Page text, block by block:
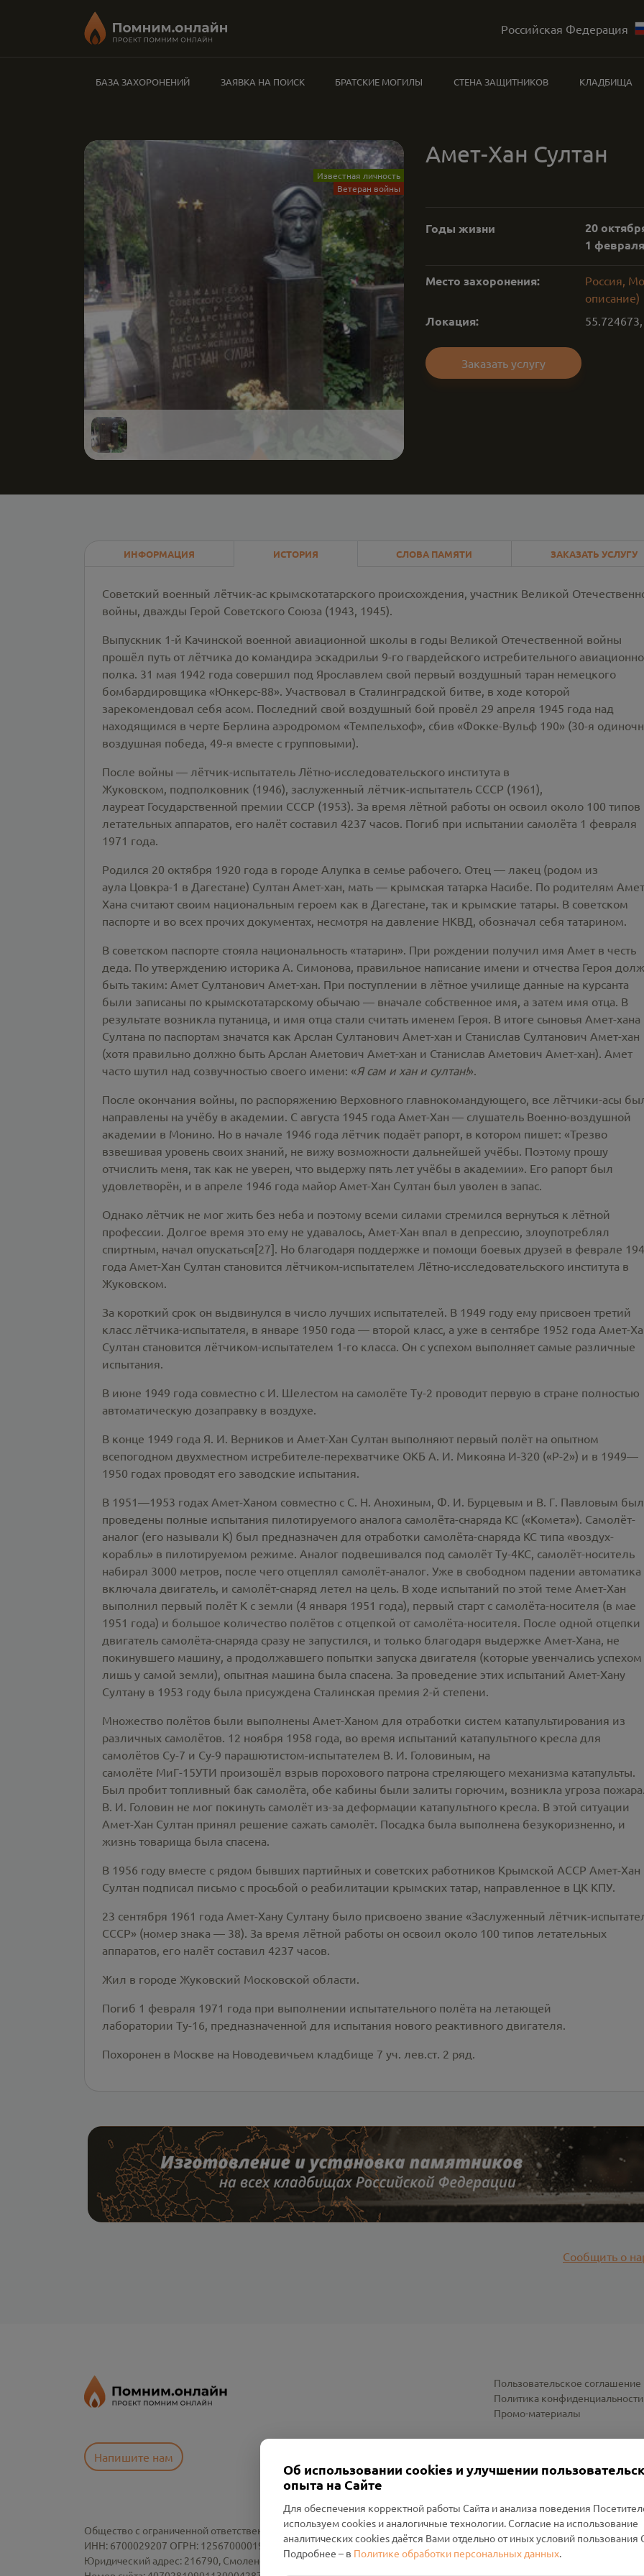
Российская Федерация
БАЗА ЗАХОРОНЕНИЙ ЗАЯВКА НА ПОИСК БРАТСКИЕ МОГИЛЫ СТЕНА ЗАЩИТНИКОВ КЛАДБИЩА
Известная личность
Ветеран войны
Амет-Хан Султан
Годы жизни
20
1
Место захоронения:
Россия,
описание)
Локация: 55.724673
Заказать услугу
ИНФОРМАЦИЯ ИСТОРИЯ СЛОВА ПАМЯТИ ЗАКАЗАТЬ УСЛУГУ
Советский военный лётчик-ас крымскотатарского происхождения, участник Великой
войны, дважды Герой Советского Союза (1943, 1945).
Выпускник 1-й Качинской военной авиационной школы в годы Великой Отечественной войны
прошёл путь от лётчика до командира эскадрильи 9-го гвардейского истребительного
полка. 31 мая 1942 года совершил под Ярославлем свой первый воздушный таран немецкого
бомбардировщика «Юнкерс-88». Участвовал в Сталинградской битве, в ходе которой
зарекомендовал себя асом. Последний свой воздушный бой провёл 29 апреля 1945 года над
находящимся в черте Берлина аэродромом «Темпельхоф», сбив «Фокке-Вульф 190» (30-я
воздушная победа, 49-я вместе с групповыми).
После войны — лётчик-испытатель Лётно-исследовательского института в
Жуковском, подполковник (1946), заслуженный лётчик-испытатель СССР (1961),
лауреат Государственной премии СССР (1953). За время лётной работы он освоил около 100 типов
летательных аппаратов, его налёт составил 4237 часов. Погиб при испытании самолёта 1 февраля
1971 года.
Родился 20 октября 1920 года в городе Алупка в семье рабочего. Отец — лакец (родом из
аула Цовкра-1 в Дагестане) Султан Амет-хан, мать — крымская татарка Насибе. По родителям
Хана считают своим национальным героем как в Дагестане, так и крымские татары. В советском
паспорте и во всех прочих документах, несмотря на давление НКВД, обозначал себя татарином.
В советском паспорте стояла национальность «татарин». При рождении получил имя Амет в честь
деда. По утверждению историка А. Симонова, правильное написание имени и отчества Героя
быть таким: Амет Султанович Амет-хан. При поступлении в лётное училище данные на курсанта
были записаны по крымскотатарскому обычаю — вначале собственное имя, а затем имя отца. В
результате возникла путаница, и имя отца стали считать именем Героя. В итоге сыновья Амет-хана
Султана по паспортам значатся как Арслан Султанович Амет-хан и Станислав Султанович Амет-хан
(хотя правильно должно быть Арслан Аметович Амет-хан и Станислав Аметович Амет-хан). Амет
часто шутил над созвучностью своего имени: «Я сам и хан и султан!».
После окончания войны, по распоряжению Верховного главнокомандующего, все лётчики-асы
направлены на учёбу в академии. С августа 1945 года Амет-Хан — слушатель Военно-воздушной
академии в Монино. Но в начале 1946 года лётчик подаёт рапорт, в котором пишет: «Трезво
взвешивая уровень своих знаний, не вижу возможности дальнейшей учёбы. Поэтому прошу
отчислить меня, так как не уверен, что выдержу пять лет учёбы в академии». Его рапорт был
удовлетворён, и в апреле 1946 года майор Амет-Хан Султан был уволен в запас.
Однако лётчик не мог жить без неба и поэтому всеми силами стремился вернуться к лётной
профессии. Долгое время это ему не удавалось, Амет-Хан впал в депрессию, злоупотреблял
спиртным, начал опускаться[27]. Но благодаря поддержке и помощи боевых друзей в феврале
года Амет-Хан Султан становится лётчиком-испытателем Лётно-исследовательского института в
Жуковском.
За короткий срок он выдвинулся в число лучших испытателей. В 1949 году ему присвоен третий
класс лётчика-испытателя, в январе 1950 года — второй класс, а уже в сентябре 1952 года Амет-
Султан становится лётчиком-испытателем 1-го класса. Он с успехом выполняет самые различные
испытания.
В июне 1949 года совместно с И. Шелестом на самолёте Ту-2 проводит первую в стране полностью
автоматическую дозаправку в воздухе.
В конце 1949 года Я. И. Верников и Амет-Хан Султан выполняют первый полёт на опытном
всепогодном двухместном истребителе-перехватчике ОКБ А. И. Микояна И-320 («Р-2») и в 1949—
1950 годах проводят его заводские испытания.
В 1951—1953 годах Амет-Ханом совместно с С. Н. Анохиным, Ф. И. Бурцевым и В. Г. Павловым
проведены полные испытания пилотируемого аналога самолёта-снаряда КС («Комета»). Самолёт-
аналог (его называли К) был предназначен для отработки самолёта-снаряда КС типа «воздух-
корабль» в пилотируемом режиме. Аналог подвешивался под самолёт Ту-4КС, самолёт-носитель
набирал 3000 метров, после чего отцеплял самолёт-аналог. Уже в свободном падении автоматика
включала двигатель, и самолёт-снаряд летел на цель. В ходе испытаний по этой теме Амет-Хан
выполнил первый полёт К с земли (4 января 1951 года), первый старт с самолёта-носителя (в мае
1951 года) и большое количество полётов с отцепкой от самолёта-носителя. После одной отцепки
двигатель самолёта-снаряда сразу не запустился, и только благодаря выдержке Амет-Хана, не
покинувшего машину, а продолжавшего попытки запуска двигателя (которые увенчались успехом
лишь у самой земли), опытная машина была спасена. За проведение этих испытаний Амет-Хану
Султану в 1953 году была присуждена Сталинская премия 2-й степени.
Множество полётов были выполнены Амет-Ханом для отработки систем катапультирования из
различных самолётов. 12 ноября 1958 года, во время испытаний катапультного кресла для
самолётов Су-7 и Су-9 парашютистом-испытателем В. И. Головиным, на
самолёте МиГ-15УТИ произошёл взрыв порохового патрона стреляющего механизма катапульты.
Был пробит топливный бак самолёта, обе кабины были залиты горючим, возникла угроза
В. И. Головин не мог покинуть самолёт из-за деформации катапультного кресла. В этой ситуации
Амет-Хан Султан принял решение сажать самолёт. Посадка была выполнена безукоризненно, и
жизнь товарища была спасена.
В 1956 году вместе с рядом бывших партийных и советских работников Крымской АССР Амет-Хан
Султан подписал письмо с просьбой о реабилитации крымских татар, направленное в ЦК КПУ.
23 сентября 1961 года Амет-Хану Султану было присвоено звание «Заслуженный лётчик-
СССР» (номер знака — 38). За время лётной работы он освоил около 100 типов летательных
аппаратов, его налёт составил 4237 часов.
Жил в городе Жуковский Московской области.
Погиб 1 февраля 1971 года при выполнении испытательного полёта на летающей
лаборатории Ту-16, предназначенной для испытания нового реактивного двигателя.
Похоронен в Москве на Новодевичьем кладбище 7 уч. лев.ст. 2 ряд.
Сообщить о
Напишите нам
Пользовательское соглашение
Политика конфиденциальности
Промо-материалы
Общество с ограниченной ответственностью «Смоленский Проект Помним»
ИНН: 6700029207 ОГРН: 1256700001986
Юридический адрес: 216790, Смоленская область, р-н Руднянский, г. Рудня, улица Западная, д. 26А, пом. 18
Об использовании cookies и улучшении
опыта на Сайте
Для обеспечения корректной работы Сайта и анализа поведения
используем cookies и аналогичные технологии. Согласие на использование
аналитических cookies даётся Вами отдельно от иных условий пользования
Подробнее – в Политике обработки персональных данных.